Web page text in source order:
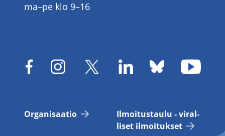
ma–pe klo 9–16
Or­ga­ni­saa­tio
Il­moi­tus­tau­lu - vi­ral­
li­set il­moi­tuk­set